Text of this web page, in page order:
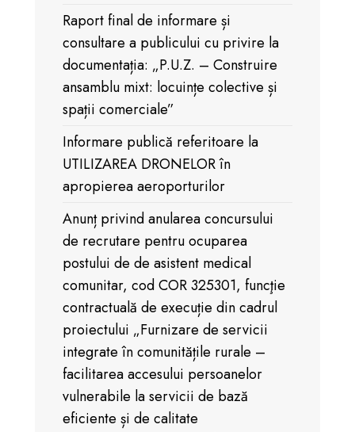
Raport final de informare și
consultare a publicului cu privire la
documentația: „P.U.Z. – Construire
ansamblu mixt: locuințe colective și
spații comerciale”
Informare publică referitoare la
UTILIZAREA DRONELOR în
apropierea aeroporturilor
Anunț privind anularea concursului
de recrutare pentru ocuparea
postului de de asistent medical
comunitar, cod COR 325301, funcţie
contractuală de execuție din cadrul
proiectului „Furnizare de servicii
integrate în comunitățile rurale –
facilitarea accesului persoanelor
vulnerabile la servicii de bază
eficiente și de calitate